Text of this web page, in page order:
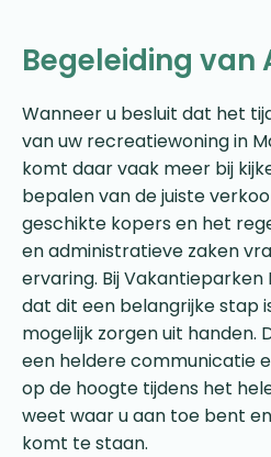
Begeleiding van
Wanneer u besluit dat het
van uw recreatiewoning in
komt daar vaak meer bij
bepalen van de juiste
geschikte kopers en het
en administratieve zaken
ervaring. Bij
dat dit een belangrijke stap
mogelijk zorgen uit handen.
een heldere communicatie
op de hoogte tijdens het
weet waar u aan toe bent
komt te staan.